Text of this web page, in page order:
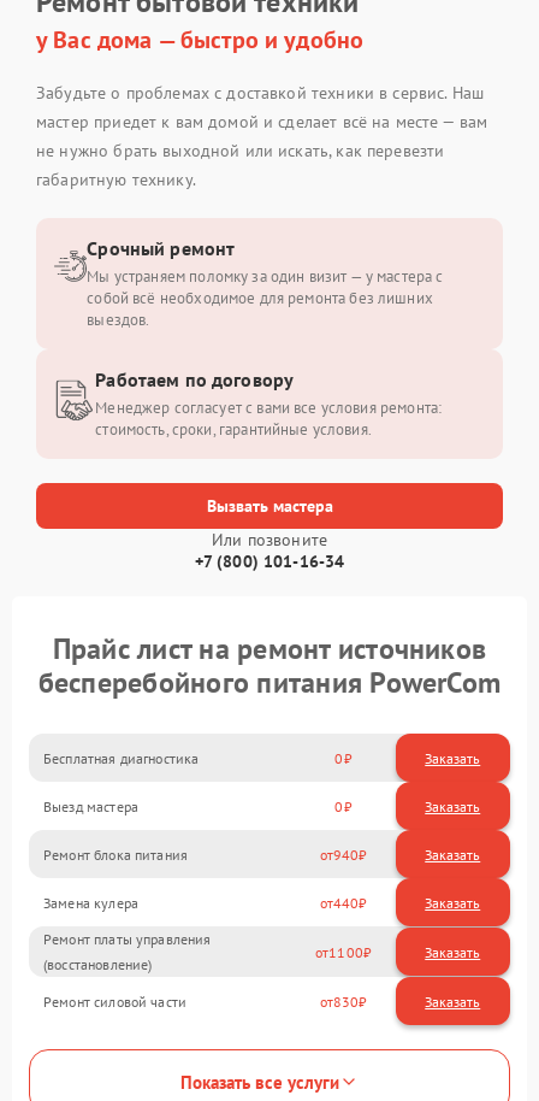
у Вас дома — быстро и удобно
Забудьте о проблемах с доставкой техники в сервис. Наш
мастер приедет к вам домой и сделает всё на месте — вам
не нужно брать выходной или искать, как перевезти
габаритную технику.
Вызвать мастера
Или позвоните
+7 (800) 101-16-34
Срочный ремонт
Мы устраняем поломку за один визит — у мастера с
собой всё необходимое для ремонта без лишних
выездов.
Работаем по договору
Менеджер согласует с вами все условия ремонта:
стоимость, сроки, гарантийные условия.
Прайс лист на ремонт источников
бесперебойного питания PowerCom
Бесплатная диагностика 0 Заказать
Выезд мастера 0 Заказать
Ремонт блока питания 940
Замена кулера 440
Ремонт платы управления
(восстановление)
1100
Ремонт силовой части 830
Показать все услуги